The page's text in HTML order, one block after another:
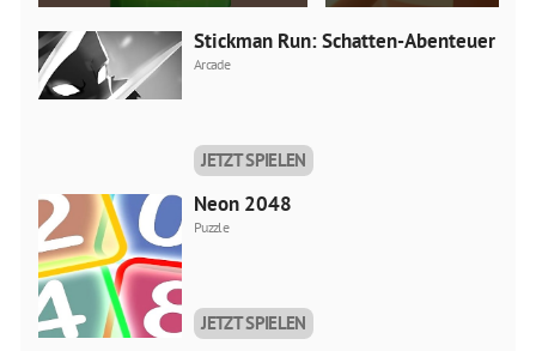
Stickman Run: Schatten-Abenteuer
Arcade
JETZT SPIELEN
Neon 2048
Puzzle
JETZT SPIELEN